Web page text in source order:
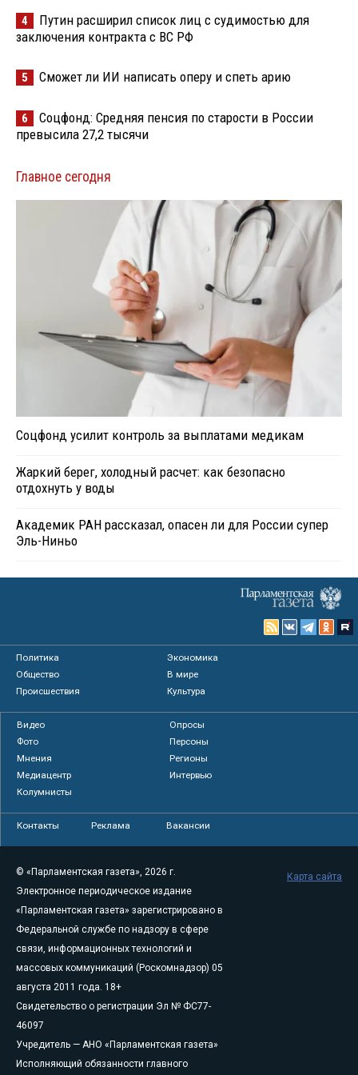
4
Путин расширил список лиц с судимостью для
заключения контракта с ВС РФ
5 Сможет ли ИИ написать оперу и спеть арию
6
Соцфонд: Средняя пенсия по старости в России
превысила 27,2 тысячи
Главное сегодня
Соцфонд усилит контроль за выплатами медикам
Жаркий берег, холодный расчет: как безопасно
отдохнуть у воды
Академик РАН рассказал, опасен ли для России супер
Эль-Ниньо
Политика
Экономика
Общество
В мире
Происшествия
Культура
Видео
Опросы
Фото
Персоны
Мнения
Регионы
Медиацентр
Интервью
Колумнисты
Контакты Реклама Вакансии
© «Парламентская газета», 2026 г.
Электронное периодическое издание
«Парламентская газета» зарегистрировано в
Федеральной службе по надзору в сфере
связи, информационных технологий и
массовых коммуникаций (Роскомнадзор) 05
августа 2011 года. 18+
Свидетельство о регистрации Эл № ФС77-
46097
Учредитель — АНО «Парламентская газета»
Исполняющий обязанности главного
Карта сайта